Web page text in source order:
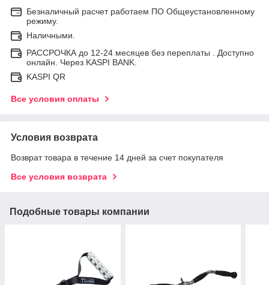
Безналичный расчет работаем ПО Общеустановленному
режиму.
Наличными.
РАССРОЧКА до 12-24 месяцев без переплаты . Доступно
онлайн. Через KASPI BANK.
KASPI QR
Все условия оплаты
Условия возврата
Возврат товара в течение 14 дней за счет покупателя
Все условия возврата
Подобные товары компании